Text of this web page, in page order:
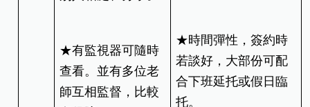
★有監視器可隨時
查看。並有多位老
師互相監督，比較
★時間彈性，簽約時
若談好，大部份可配
合下班延托或假日臨
托。